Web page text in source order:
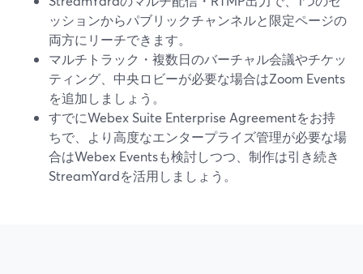
ッションからパブリックチャンネルと限定ページの
両方にリーチできます。
マルチトラック・複数日のバーチャル会議やチケッ
ティング、中央ロビーが必要な場合はZoom Events
を追加しましょう。
すでにWebex Suite Enterprise Agreementをお持
ちで、より高度なエンタープライズ管理が必要な場
合はWebex Eventsも検討しつつ、制作は引き続き
StreamYardを活用しましょう。